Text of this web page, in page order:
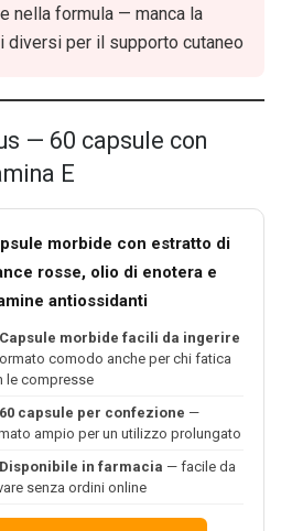
nella formula — manca la
diversi per il supporto cutaneo
— 60 capsule con
E
morbide con estratto di
rosse, olio di enotera e
antiossidanti
Capsule morbide facili da ingerire
comodo anche per chi fatica
le compresse
60 capsule per confezione —
ampio per un utilizzo prolungato
Disponibile in farmacia — facile da
senza ordini online